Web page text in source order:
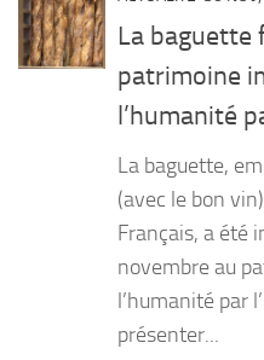
La baguette
patrimoine
l’humanité
La baguette,
(avec le bon
Français, a été
novembre au
l’humanité par
présenter...